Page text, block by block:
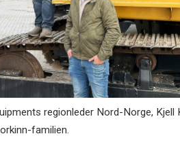
regionleder Nord-Norge,
familien.